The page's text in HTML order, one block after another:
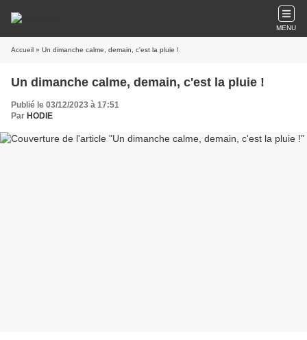
MENU
Accueil » Un dimanche calme, demain, c'est la pluie !
Un dimanche calme, demain, c'est la pluie !
Publié le 03/12/2023 à 17:51
Par HODIE